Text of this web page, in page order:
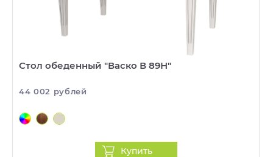
Стол обеденный "Васко В 89Н"
44 002 рублей
Купить